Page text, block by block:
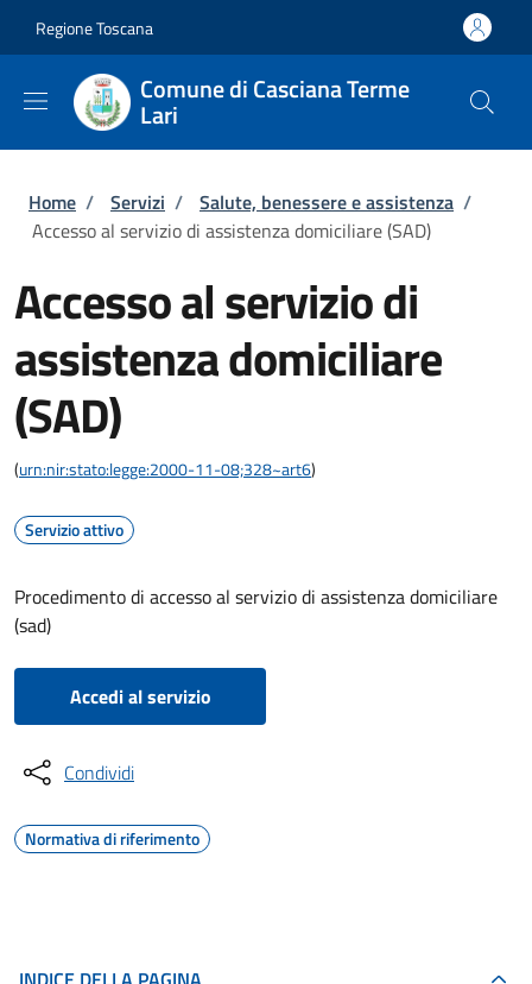
Regione Toscana
Comune di Casciana Terme
Lari
Briciole di pane
Home / Servizi / Salute, benessere e assistenza /
Accesso al servizio di assistenza domiciliare (SAD)
Accesso al servizio di
assistenza domiciliare
(SAD)
(urn:nir:stato:legge:2000-11-08;328~art6)
Servizio attivo
Procedimento di accesso al servizio di assistenza domiciliare
(sad)
Accedi al servizio
Condividi
Normativa di riferimento